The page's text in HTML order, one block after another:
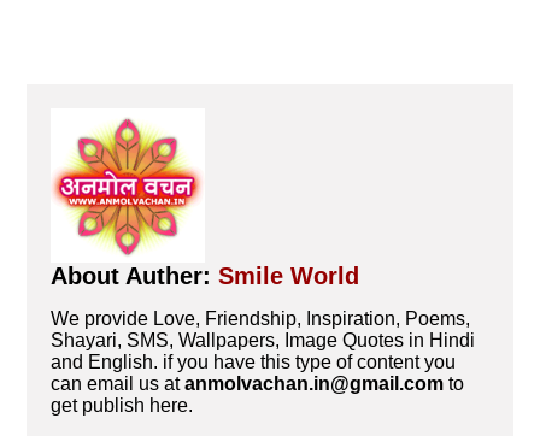
About Auther:Smile World
We provide Love, Friendship, Inspiration, Poems,
Shayari, SMS, Wallpapers, Image Quotes in Hindi
and English. if you have this type of content you
can email us atanmolvachan.in@gmail.com to
get publish here.